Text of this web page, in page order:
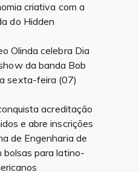
criativa com a
do Hidden
Olinda celebra Dia
da banda Bob
sexta-feira (07)
acreditação
e abre inscrições
de Engenharia de
para latino-